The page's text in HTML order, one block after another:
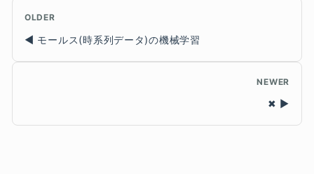
OLDER
モールス(時系列データ)の機械学習
NEWER
✖